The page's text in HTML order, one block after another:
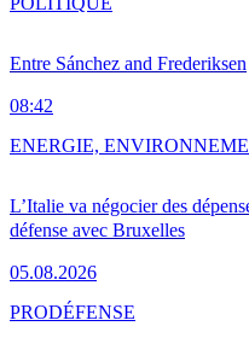
Entre Sánchez and Frederiksen
08:42
L’Italie va négocier des
défense avec Bruxelles
05.08.2026
ENERGIE,
PRODÉFENSE